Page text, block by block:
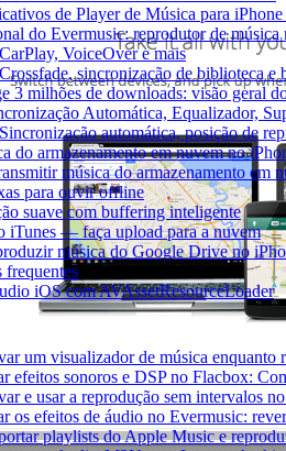
de Player de Música para
do Evermusic: reprodutor de música
VoiceOver e mais
sincronização de biblioteca e
3 milhões de downloads: visão geral
Automática, Equalizador,
automática, posição de
do armazenamento em nuvem no
música do armazenamento em
para ouvir offline
suave com buffering inteligente
iTunes — faça upload para a nuvem
música do Google Drive no
frequentes
iOS com AVAssetResourceLoader
um visualizador de música enquanto
efeitos sonoros e DSP no Flacbox:
e usar a reprodução sem intervalos
os efeitos de áudio no Evermusic:
playlists do Apple Music e